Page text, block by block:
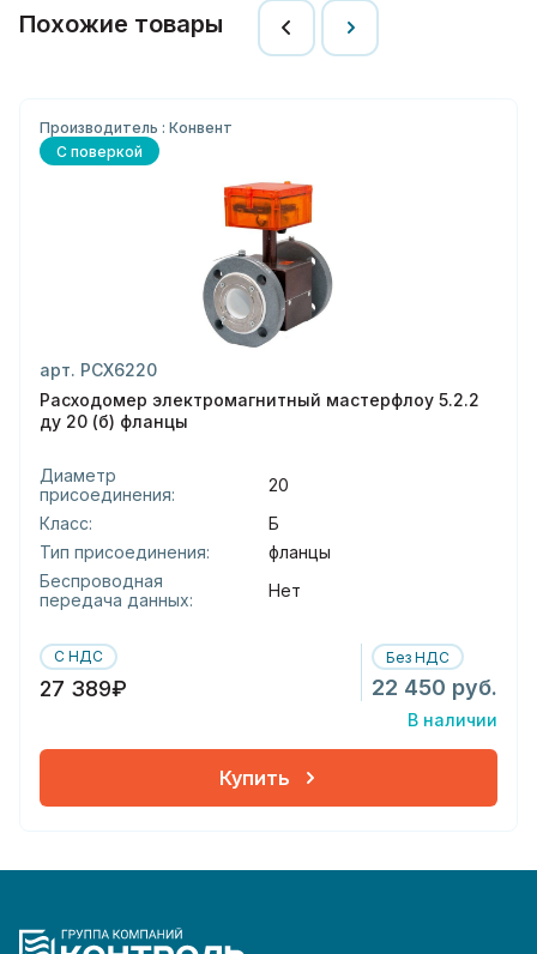
Похожие товары
Производитель : Конвент
С поверкой
арт. РСХ6220
Расходомер электромагнитный мастерфлоу 5.2.2
ду 20 (б) фланцы
Диаметр
присоединения:
20
Класс:
Б
Тип присоединения:
фланцы
Беспроводная
передача данных:
Нет
С НДС
27 389₽
Без НДС
22 450 руб.
В наличии
Купить